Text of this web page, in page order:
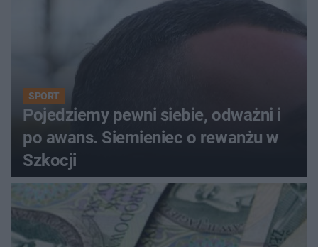
SPORT
Pojedziemy pewni siebie, odważni i
po awans. Siemieniec o rewanżu w
Szkocji